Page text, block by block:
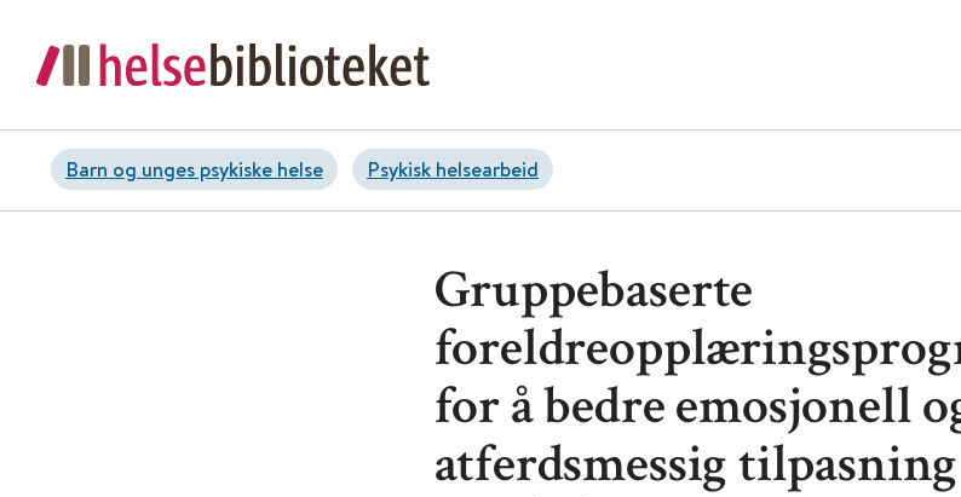
Barn og unges psykiske helse Psykisk helsearbeid
Gruppebaserte
for å bedre emosjonell
atferdsmessig